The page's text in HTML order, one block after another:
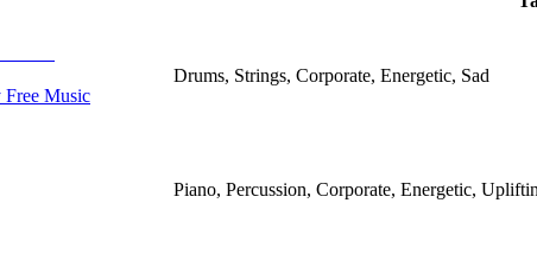
Free Music
Drums, Strings, Corporate, Energetic, Sad
Piano, Percussion, Corporate, Energetic,